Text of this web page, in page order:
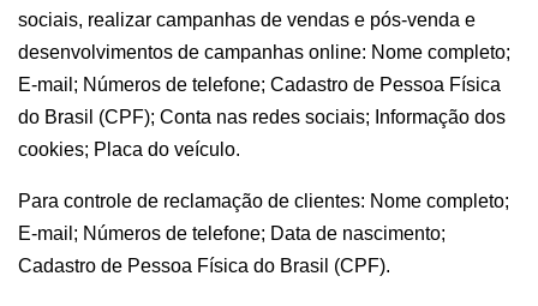
sociais, realizar campanhas de vendas e pós-venda e
desenvolvimentos de campanhas online: Nome completo;
E-mail; Números de telefone; Cadastro de Pessoa Física
do Brasil (CPF); Conta nas redes sociais; Informação dos
cookies; Placa do veículo.
Para controle de reclamação de clientes: Nome completo;
E-mail; Números de telefone; Data de nascimento;
Cadastro de Pessoa Física do Brasil (CPF).